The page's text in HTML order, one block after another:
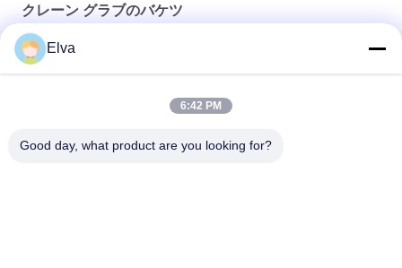
クレーン グラブのバケツ
8m3 ワイヤレス遠隔制御バルクグラブ
Elva
6:42 PM
Good day, what product are you looking for?